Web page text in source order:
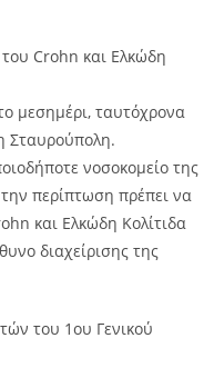
Crohn και Ελκώδη
μεσημέρι, ταυτόχρονα
Σταυρούπολη.
νοσοκομείο της
περίπτωση πρέπει να
και Ελκώδη Κολίτιδα
διαχείρισης της
του 1ου Γενικού